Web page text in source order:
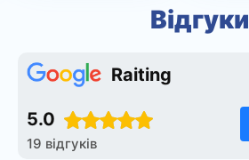
Відгуки
Raiting
5.0
19 відгуків